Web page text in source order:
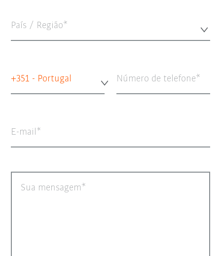
País / Região*
+351 - Portugal Número de telefone
E-mail
Sua mensagem